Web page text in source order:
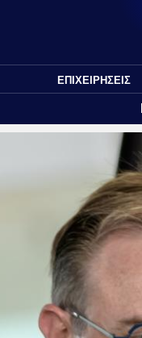
ΕΠΙΧΕΙΡΗΣΕΙΣ